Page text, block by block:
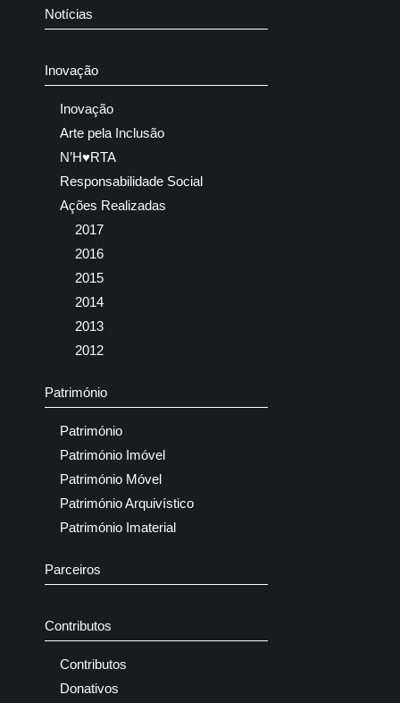
Notícias
Inovação
Inovação
Arte pela Inclusão
N’H♥RTA
Responsabilidade Social
Ações Realizadas
2017
2016
2015
2014
2013
2012
Património
Património
Património Imóvel
Património Móvel
Património Arquivístico
Património Imaterial
Parceiros
Contributos
Contributos
Donativos